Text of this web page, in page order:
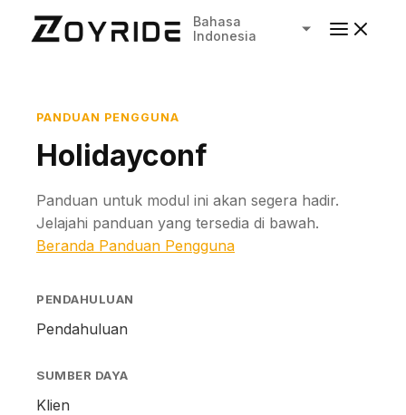
Bahasa
Indonesia
PANDUAN PENGGUNA
Holidayconf
Panduan untuk modul ini akan segera hadir.
Jelajahi panduan yang tersedia di bawah.
Beranda Panduan Pengguna
PENDAHULUAN
Pendahuluan
SUMBER DAYA
Klien